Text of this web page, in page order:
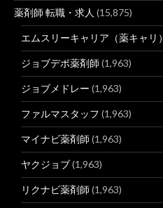
薬剤師 転職・求人 (15,875)
エムスリーキャリア（薬キャリ）
ジョブデポ薬剤師 (1,963)
ジョブメドレー (1,963)
ファルマスタッフ (1,963)
マイナビ薬剤師 (1,963)
ヤクジョブ(1,963)
リクナビ薬剤師 (1,963)